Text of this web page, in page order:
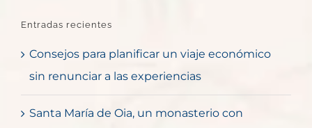
Entradas recientes
Consejos para planificar un viaje económico
sin renunciar a las experiencias
Santa María de Oia, un monasterio con